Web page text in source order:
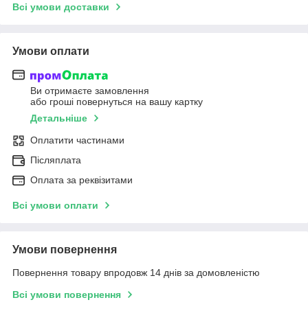
Всі умови доставки
Умови оплати
Ви отримаєте замовлення
або гроші повернуться на вашу картку
Детальніше
Оплатити частинами
Післяплата
Оплата за реквізитами
Всі умови оплати
Умови повернення
Повернення товару впродовж 14 днів за домовленістю
Всі умови повернення